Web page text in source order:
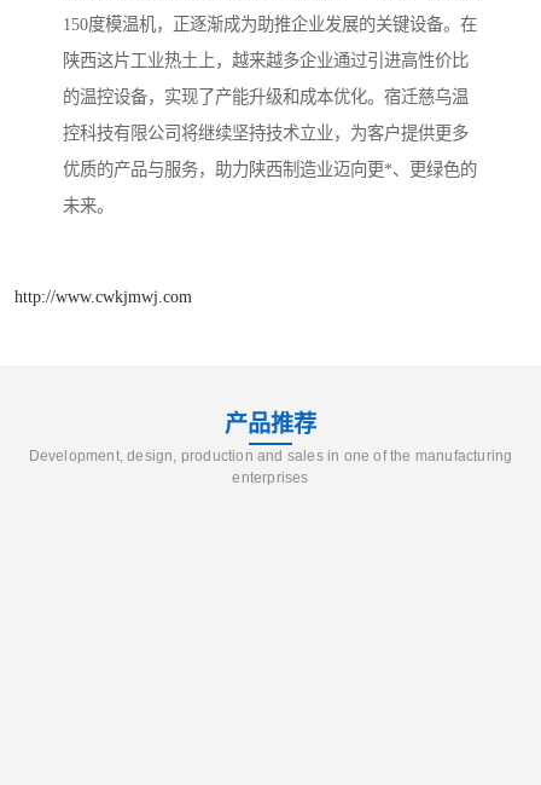
150度模温机，正逐渐成为助推企业发展的关键设备。在
陕西这片工业热土上，越来越多企业通过引进高性价比
的温控设备，实现了产能升级和成本优化。宿迁慈乌温
控科技有限公司将继续坚持技术立业，为客户提供更多
优质的产品与服务，助力陕西制造业迈向更*、更绿色的
未来。
http://www.cwkjmwj.com
产品推荐
Development, design, production and sales in one of the manufacturing
enterprises